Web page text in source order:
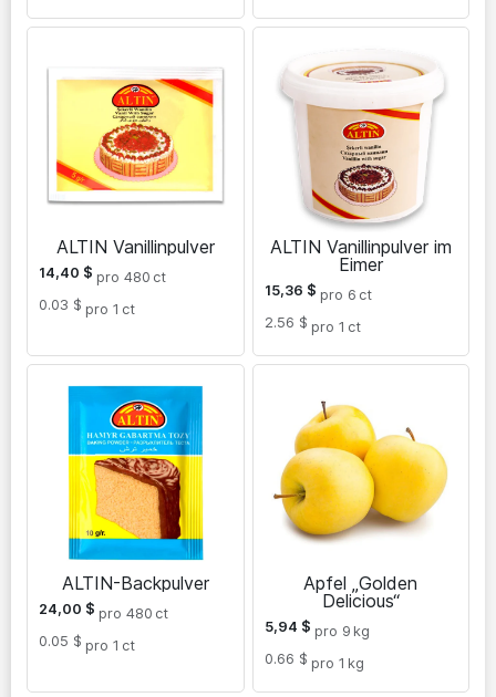
ALTIN Vanillinpulver
14,40 $ pro 480 ct
0.03 $ pro 1 ct
ALTIN Vanillinpulver im
Eimer
15,36 $ pro 6 ct
2.56 $ pro 1 ct
ALTIN-Backpulver
24,00 $ pro 480 ct
0.05 $ pro 1 ct
Apfel „Golden
Delicious“
5,94 $ pro 9 kg
0.66 $ pro 1 kg